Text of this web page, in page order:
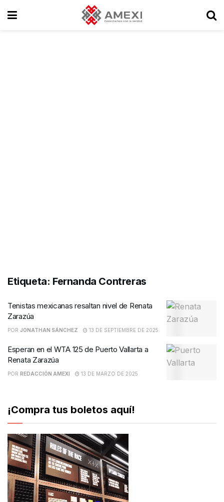
Etiqueta: Fernanda Contreras
Tenistas mexicanas resaltan nivel de Renata
Zarazúa
POR JONATHAN SÁNCHEZ 13 DE SEPTIEMBRE DE 2025
Esperan en el WTA 125 de Puerto Vallarta a
Renata Zarazúa
POR REDACCIÓN AMEXI 13 DE MARZO DE 2025
¡Compra tus boletos aquí!